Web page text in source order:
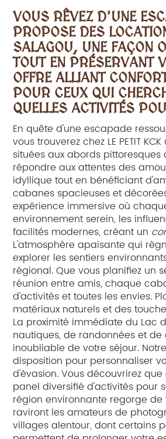
VOUS RÊVEZ D'UNE
PROPOSE DES
SALAGOU, UNE FAÇON
TOUT EN PRÉSERVANT
OFFRE ALLIANT
POUR CEUX QUI
QUELLES ACTIVITÉS
En quête d'une escapade
vous trouverez chez LE PETIT
situées aux abords
répondre aux attentes des
idyllique tout en bénéficiant
cabanes spacieuses et
expérience immersive où
environnement serein, les
facilités modernes, créant un
L'atmosphère apaisante qui
explorer les sentiers
régional. Que vous planifiez un
réunion entre amis, chaque
d'activités et toutes les envies.
matériaux naturels et des
La proximité immédiate du Lac
nautiques, de randonnées et
inoubliable de votre séjour. Notre
disposition pour personnaliser
d'évasion. Vous découvrirez
panel diversifié d'activités pour
région environnante regorge
raviront les amateurs de
villages alentour, dont certains